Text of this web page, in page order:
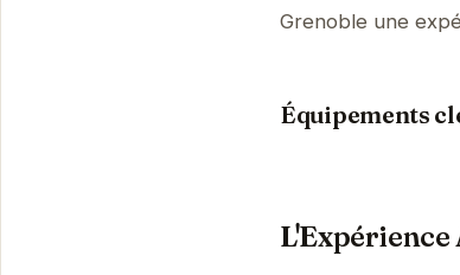
Grenoble une
Équipements
L'Expérience